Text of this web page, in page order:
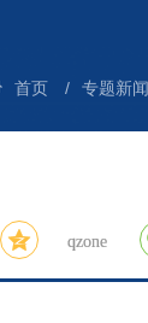
首页 / 专题新闻
qzone